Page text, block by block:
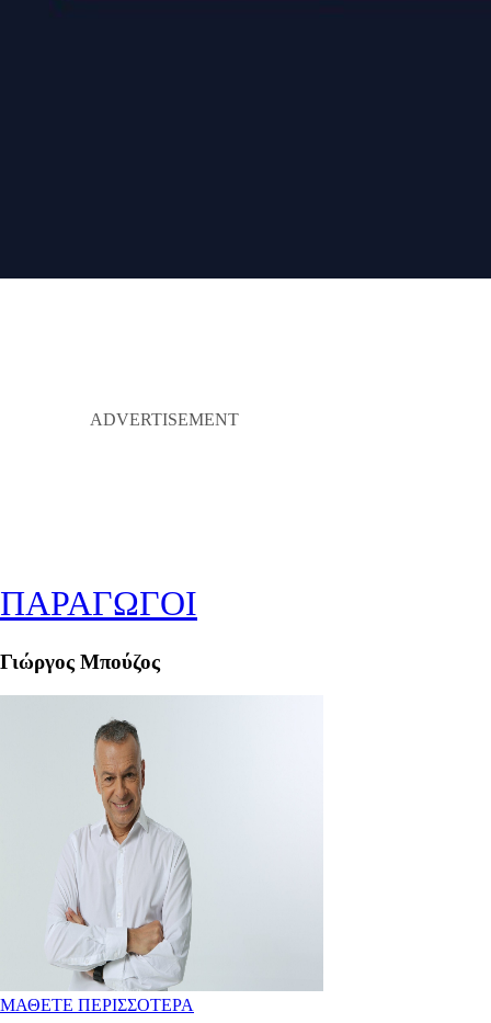
ΠΑΡΑΓΩΓΟΙ
Γιώργος Μπούζος
ΜΑΘΕΤΕ ΠΕΡΙΣΣΟΤΕΡΑ